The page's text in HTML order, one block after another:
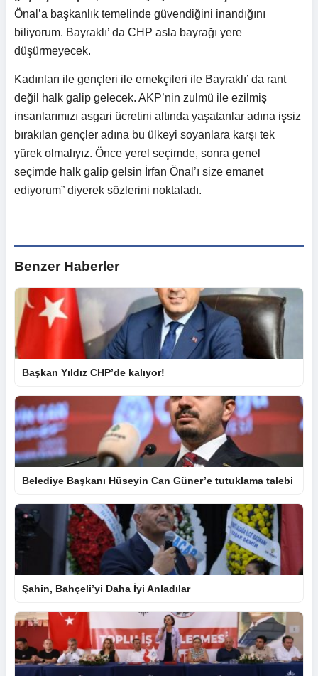
Önal’a başkanlık temelinde güvendiğini inandığını
biliyorum. Bayraklı’ da CHP asla bayrağı yere
düşürmeyecek.
Kadınları ile gençleri ile emekçileri ile Bayraklı’ da rant
değil halk galip gelecek. AKP’nin zulmü ile ezilmiş
insanlarımızı asgari ücretini altında yaşatanlar adına işsiz
bırakılan gençler adına bu ülkeyi soyanlara karşı tek
yürek olmalıyız. Önce yerel seçimde, sonra genel
seçimde halk galip gelsin İrfan Önal’ı size emanet
ediyorum” diyerek sözlerini noktaladı.
Benzer Haberler
Başkan Yıldız CHP’de kalıyor!
Belediye Başkanı Hüseyin Can Güner’e tutuklama talebi
Şahin, Bahçeli’yi Daha İyi Anladılar